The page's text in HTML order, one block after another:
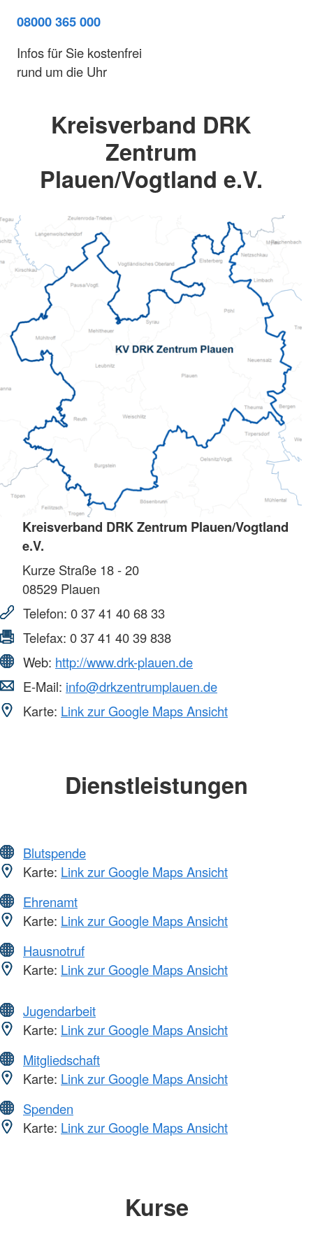
08000 365 000
Infos für Sie kostenfrei
rund um die Uhr
Kreisverband DRK
Zentrum
Plauen/Vogtland e.V.
Kreisverband DRK Zentrum Plauen/Vogtland
e.V.
Kurze Straße 18 - 20
08529 Plauen
Telefon: 0 37 41 40 68 33
Telefax: 0 37 41 40 39 838
Web: http://www.drk-plauen.de
E-Mail: info@drkzentrumplauen.de
Karte: Link zur Google Maps Ansicht
Dienstleistungen
Blutspende
Karte: Link zur Google Maps Ansicht
Ehrenamt
Karte: Link zur Google Maps Ansicht
Hausnotruf
Karte: Link zur Google Maps Ansicht
Jugendarbeit
Karte: Link zur Google Maps Ansicht
Mitgliedschaft
Karte: Link zur Google Maps Ansicht
Spenden
Karte: Link zur Google Maps Ansicht
Kurse